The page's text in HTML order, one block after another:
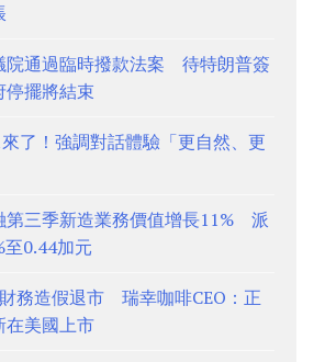
院通過臨時撥款法案 待特朗普簽
停擺將結束
了！強調對話體驗「更自然、更
第三季新造業務價值增長11% 派
至0.44加元
務造假退市 瑞幸咖啡CEO：正
在美國上市